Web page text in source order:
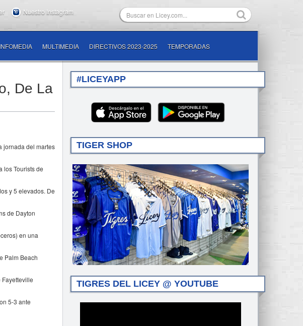
Nuestro Instagram
INFOMEDIA MULTIMEDIA DIRECTIVOS 2023-2025 TEMPORADAS
De La
jornada del martes
los Tourists de
y 5 elevados. De
de Dayton
en una
Palm Beach
5-3 ante
#LICEYAPP
TIGER SHOP
TIGRES DEL LICEY @ YOUTUBE